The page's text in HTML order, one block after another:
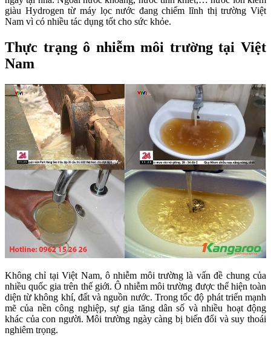
giàu Hydrogen từ máy lọc nước đang chiếm lĩnh thị trường Việt
Nam vì có nhiều tác dụng tốt cho sức khỏe.
Thực trạng ô nhiễm môi trường tại Việt
Nam
Không chỉ tại Việt Nam, ô nhiễm môi trường là vấn đề chung của
nhiều quốc gia trên thế giới. Ô nhiễm môi trường được thể hiện toàn
diện từ không khí, đất và nguồn nước. Trong tốc độ phát triển mạnh
mẽ của nền công nghiệp, sự gia tăng dân số và nhiều hoạt động
khác của con người. Môi trường ngày càng bị biến đổi và suy thoái
nghiêm trọng.